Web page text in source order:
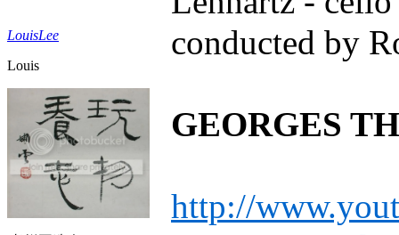
LouisLee
Louis
conducted by
GEORGES
http://